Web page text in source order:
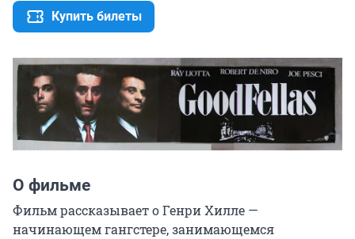
Купить билеты
О фильме
Фильм рассказывает о Генри Хилле —
начинающем гангстере, занимающемся